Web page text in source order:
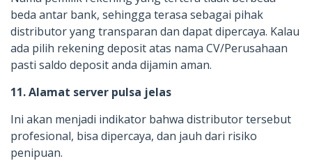
beda antar bank, sehingga terasa sebagai pihak
distributor yang transparan dan dapat dipercaya. Kalau
ada pilih rekening deposit atas nama CV/Perusahaan
pasti saldo deposit anda dijamin aman.
11. Alamat server pulsa jelas
Ini akan menjadi indikator bahwa distributor tersebut
profesional, bisa dipercaya, dan jauh dari risiko
penipuan.